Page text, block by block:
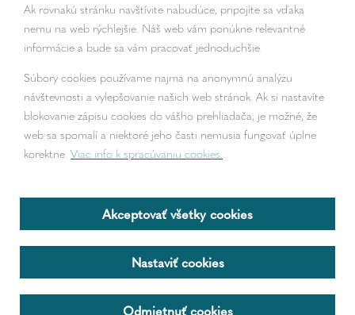
Ak rovnakú stránku navštívite nabudúce, pripojíte sa vďaka
nemu na web rýchlejšie. Náš web vám ponúkne relevantné
informácie a bude sa vám pracovať jednoduchšie.
Súbory cookies používame najmä na anonymnú analýzu
návštevnosti a vylepšovanie našich web stránok. Ak si nastavíte
blokovanie zápisu cookies do vášho prehliadača, je možné, že
web sa spomalí a niektoré jeho časti nemusia fungovať úplne
korektne. Viac info k spracúvaniu cookies.
2018 – 2026 © begra.sk
Tvorba web stránokaredakčný systémod